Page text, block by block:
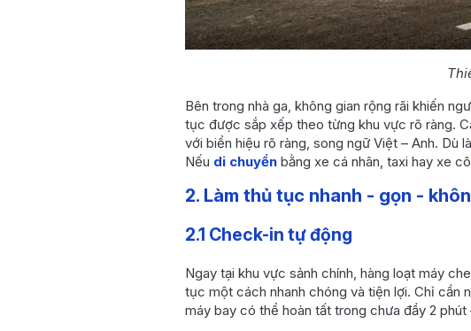
Bên trong nhà ga, không gian rộng rãi khiến
tục được sắp xếp theo từng khu vực rõ ràng.
với biển hiệu rõ ràng, song ngữ Việt – Anh. Dù
Nếu di chuyển bằng xe cá nhân, taxi hay xe
2. Làm thủ tục nhanh - gọn -
2.1 Check-in tự động
Ngay tại khu vực sảnh chính, hàng loạt máy
tục một cách nhanh chóng và tiện lợi. Chỉ cần
máy bay có thể hoàn tất trong chưa đầy 2